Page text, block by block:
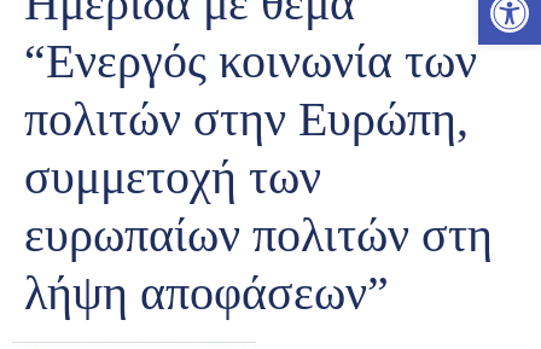
“Ενεργός κοινωνία των
πολιτών στην Ευρώπη,
συμμετοχή των
ευρωπαίων πολιτών στη
λήψη αποφάσεων”